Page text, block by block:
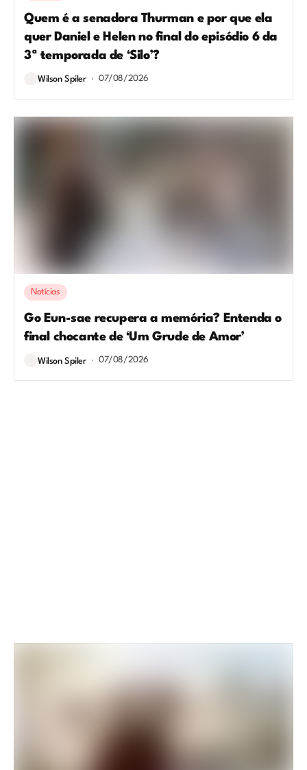
Quem é a senadora Thurman e por que ela
quer Daniel e Helen no final do episódio 6 da
3ª temporada de ‘Silo’?
Wilson Spiler 07/08/2026
Notícias
Go Eun-sae recupera a memória? Entenda o
final chocante de ‘Um Grude de Amor’
Wilson Spiler 07/08/2026